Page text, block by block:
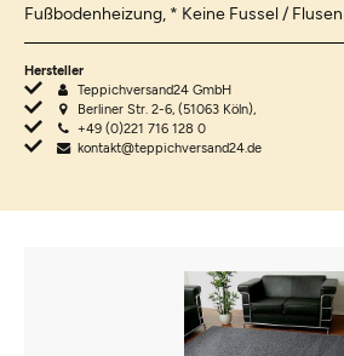
Fußbodenheizung, * Keine Fussel / Flusen
Hersteller
Teppichversand24 GmbH
Berliner Str. 2-6, (51063 Köln),
+49 (0)221 716 128 0
kontakt@teppichversand24.de